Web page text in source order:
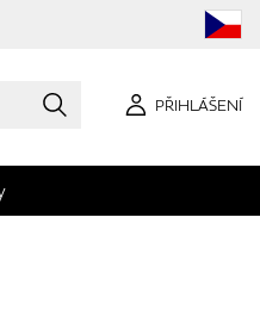
PŘIHLÁŠENÍ